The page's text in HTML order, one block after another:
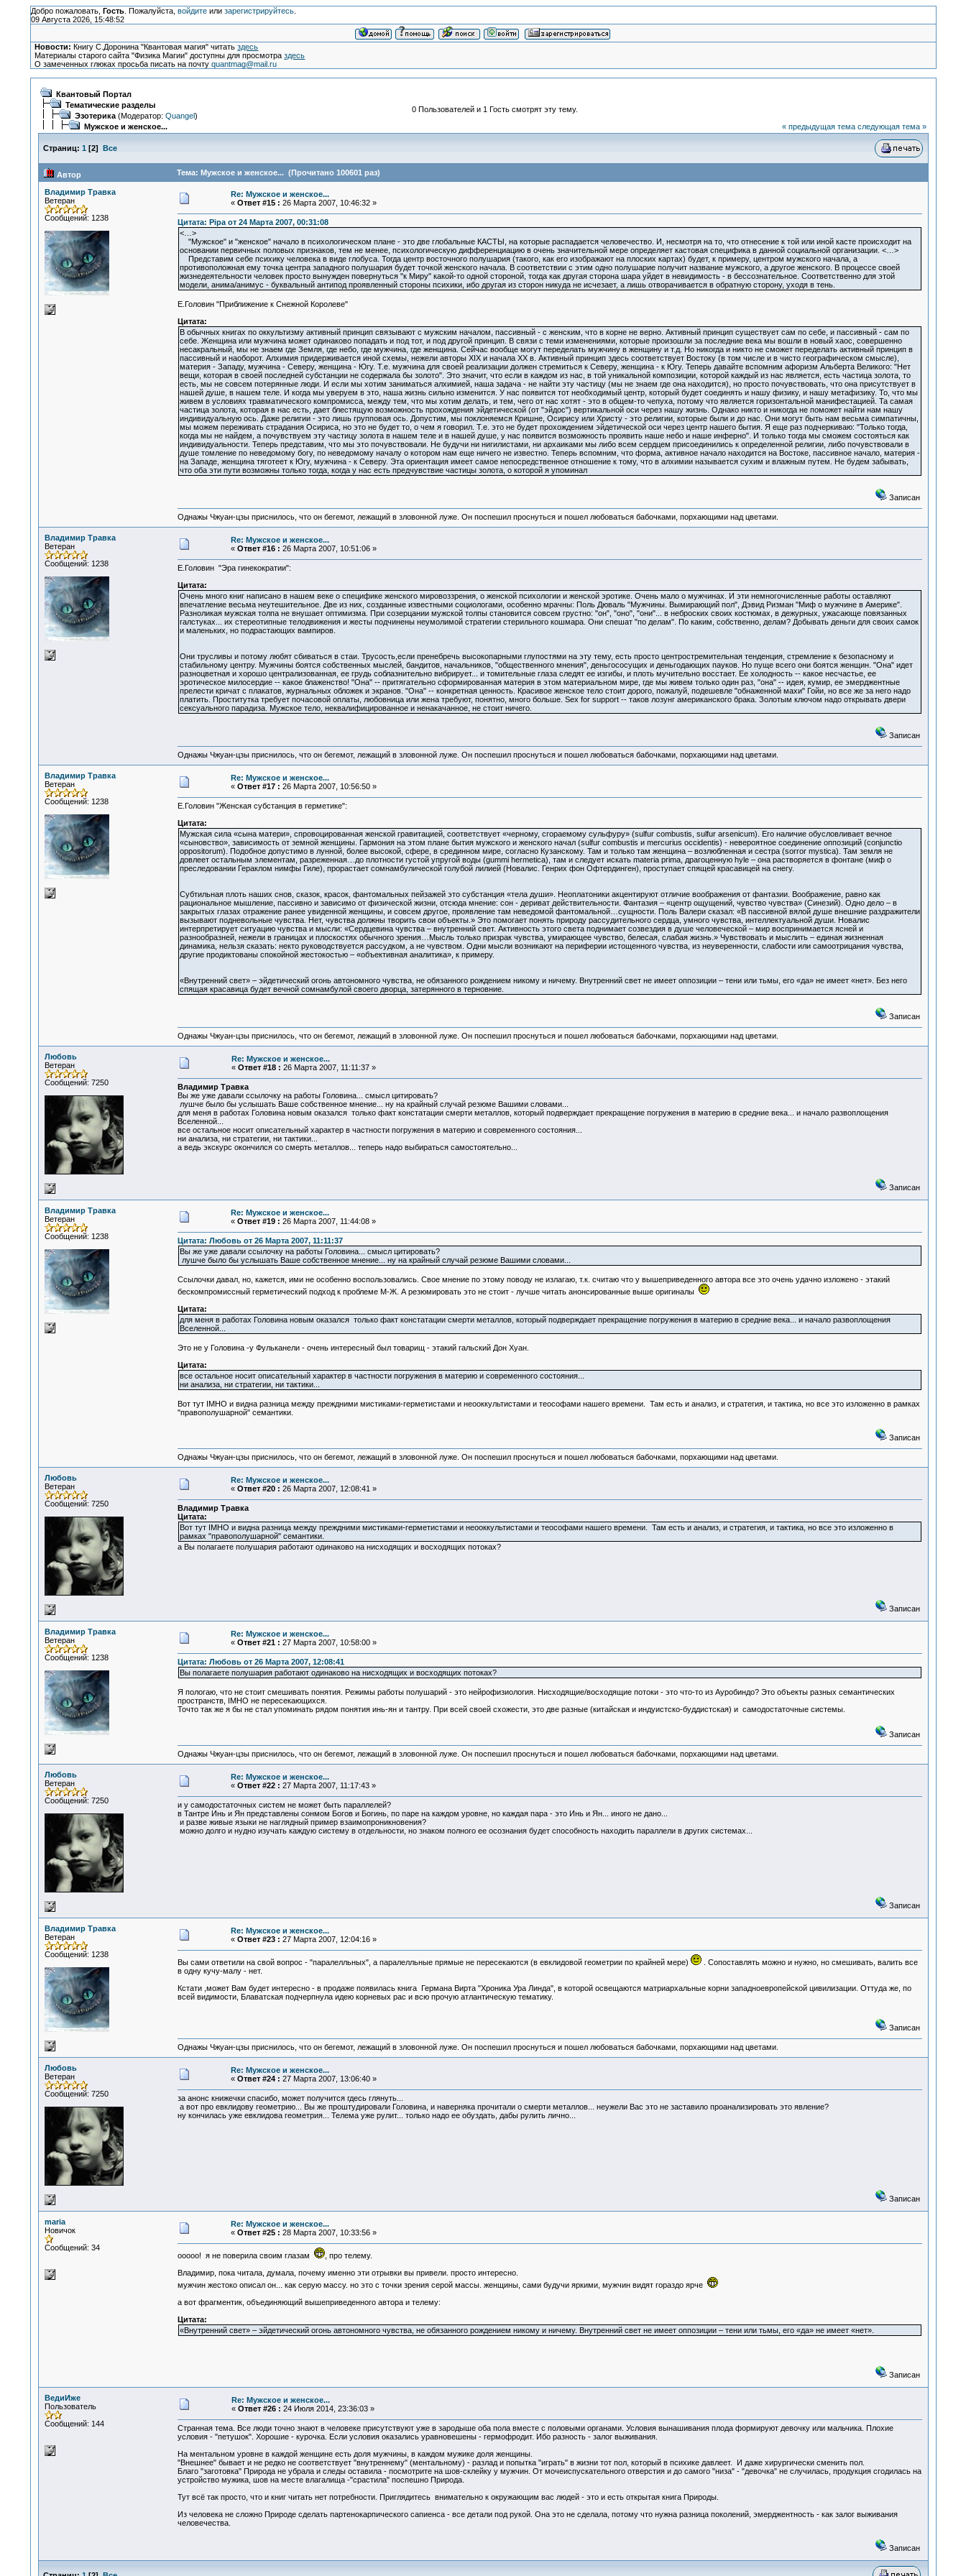
Добро пожаловать, Гость. Пожалуйста, войдитеили зарегистрируйтесь.
09 Августа 2026, 15:48:52
Новости: Книгу С.Доронина "Квантовая магия" читатьздесь
Материалы старого сайта "Физика Магии" доступны для просмотраздесь
О замеченных глюках просьба писать на почтуquantmag@mail.ru
Квантовый Портал
Тематические разделы
Эзотерика(Модератор: Quangel)
Мужское и женское...
0 Пользователей и 1 Гость смотрят эту тему.
« предыдущая тема следующая тема »
Страниц: 1 [2] Все
Автор Тема: Мужское и женское... (Прочитано 100601 раз)
Владимир Травка
Ветеран
Сообщений: 1238
Re: Мужское и женское...
« Ответ #15 : 26 Марта 2007, 10:46:32 »
Цитата: Pipa от 24 Марта 2007, 00:31:08
<…>
"Мужское" и "женское" начало в психологическом плане - это две глобальные КАСТЫ, на которые распадается человечество. И, несмотря на то, что отнесение к той или иной касте происходит на
основании первичных половых признаков, тем не менее, психологическую дифференциацию в очень значительной мере определяет кастовая специфика в данной социальной организации. <…>
Представим себе психику человека в виде глобуса. Тогда центр восточного полушария (такого, как его изображают на плоских картах) будет, к примеру, центром мужского начала, а
противоположная ему точка центра западного полушария будет точкой женского начала. В соответствии с этим одно полушарие получит название мужского, а другое женского. В процессе своей
жизнедеятельности человек просто вынужден повернуться "к Миру" какой-то одной стороной, тогда как другая сторона шара уйдет в невидимость - в бессознательное. Соответственно для этой
модели, анима/анимус - буквальный антипод проявленный стороны психики, ибо другая из сторон никуда не исчезает, а лишь отворачивается в обратную сторону, уходя в тень.
Е.Головин "Приближение к Снежной Королеве"
Цитата:
В обычных книгах по оккультизму активный принцип связывают с мужским началом, пассивный - с женским, что в корне не верно. Активный принцип существует сам по себе, и пассивный - сам по
себе. Женщина или мужчина может одинаково попадать и под тот, и под другой принцип. В связи с теми изменениями, которые произошли за последние века мы вошли в новый хаос, совершенно
несакральный, мы не знаем где Земля, где небо, где мужчина, где женщина. Сейчас вообще могут переделать мужчину в женщину и т.д. Но никогда и никто не сможет переделать активный принцип в
пассивный и наоборот. Алхимия придерживается иной схемы, нежели авторы XIX и начала ХХ в. Активный принцип здесь соответствует Востоку (в том числе и в чисто географическом смысле),
материя - Западу, мужчина - Северу, женщина - Югу. Т.е. мужчина для своей реализации должен стремиться к Северу, женщина - к Югу. Теперь давайте вспомним афоризм Альберта Великого: "Нет
вещи, которая в своей последней субстанции не содержала бы золото". Это значит, что если в каждом из нас, в той уникальной композиции, которой каждый из нас является, есть частица золота, то
есть, мы не совсем потерянные люди. И если мы хотим заниматься алхимией, наша задача - не найти эту частицу (мы не знаем где она находится), но просто почувствовать, что она присутствует в
нашей душе, в нашем теле. И когда мы уверуем в это, наша жизнь сильно изменится. У нас появится тот необходимый центр, который будет соединять и нашу физику, и нашу метафизику. То, что мы
живем в условиях травматического компромисса, между тем, что мы хотим делать, и тем, чего от нас хотят - это в общем-то чепуха, потому что является горизонтальной манифестацией. Та самая
частица золота, которая в нас есть, дает блестящую возможность прохождения эйдетической (от "эйдос") вертикальной оси через нашу жизнь. Однако никто и никогда не поможет найти нам нашу
индивидуальную ось. Даже религии - это лишь групповая ось. Допустим, мы поклоняемся Кришне, Осирису или Христу - это религии, которые были и до нас. Они могут быть нам весьма симпатичны,
мы можем переживать страдания Осириса, но это не будет то, о чем я говорил. Т.е. это не будет прохождением эйдетической оси через центр нашего бытия. Я еще раз подчеркиваю: "Только тогда,
когда мы не найдем, а почувствуем эту частицу золота в нашем теле и в нашей душе, у нас появится возможность проявить наше небо и наше инферно". И только тогда мы сможем состояться как
индивидуальности. Теперь представим, что мы это почувствовали. Не будучи ни нигилистами, ни архаиками мы либо всем сердцем присоединились к определенной религии, либо почувствовали в
душе томление по неведомому богу, по неведомому началу о котором нам еще ничего не известно. Теперь вспомним, что форма, активное начало находится на Востоке, пассивное начало, материя -
на Западе, женщина тяготеет к Югу, мужчина - к Северу. Эта ориентация имеет самое непосредственное отношение к тому, что в алхимии называется сухим и влажным путем. Не будем забывать,
что оба эти пути возможны только тогда, когда у нас есть предчувствие частицы золота, о которой я упоминал
Записан
Однажы Чжуан-цзы приснилось, что он бегемот, лежащий в зловонной луже. Он поспешил проснуться и пошел любоваться бабочками, порхающими над цветами.
Владимир Травка
Ветеран
Сообщений: 1238
Re: Мужское и женское...
« Ответ #16 : 26 Марта 2007, 10:51:06 »
Е.Головин "Эра гинекократии":
Цитата:
Очень много книг написано в нашем веке о специфике женского мировоззрения, о женской психологии и женской эротике. Очень мало о мужчинах. И эти немногочисленные работы оставляют
впечатление весьма неутешительное. Две из них, созданные известными социологами, особенно мрачны: Поль Дюваль "Мужчины. Вымирающий пол", Дэвид Ризман "Миф о мужчине в Америке".
Разноликая мужская толпа не внушает оптимизма. При созерцании мужской толпы становится совсем грустно: "он", "оно", "они"... в неброских своих костюмах, в дежурных, ужасающе повязанных
галстуках... их стереотипные телодвижения и жесты подчинены неумолимой стратегии стерильного кошмара. Они спешат "по делам". По каким, собственно, делам? Добывать деньги для своих самок
и маленьких, но подрастающих вампиров.
Они трусливы и потому любят сбиваться в стаи. Трусость,если пренебречь высокопарными глупостями на эту тему, есть просто центростремительная тенденция, стремление к безопасному и
стабильному центру. Мужчины боятся собственных мыслей, бандитов, начальников, "общественного мнения", деньгососущих и деньгодающих пауков. Но пуще всего они боятся женщин. "Она" идет
разноцветная и хорошо централизованная, ее грудь соблазнительно вибрирует... и томительные глаза следят ее изгибы, и плоть мучительно восстает. Ее холодность -- какое несчастье, ее
эротическое милосердие -- какое блаженство! "Она" -- притягательно сформированная материя в этом материальном мире, где мы живем только один раз, "она" -- идея, кумир, ее эмерджентные
прелести кричат с плакатов, журнальных обложек и экранов. "Она" -- конкретная ценность. Красивое женское тело стоит дорого, пожалуй, подешевле "обнаженной махи" Гойи, но все же за него надо
платить. Проститутка требует почасовой оплаты, любовница или жена требуют, понятно, много больше. Sex for support -- таков лозунг американского брака. Золотым ключом надо открывать двери
сексуального парадиза. Мужское тело, неквалифицированное и ненакачанное, не стоит ничего.
Записан
Однажы Чжуан-цзы приснилось, что он бегемот, лежащий в зловонной луже. Он поспешил проснуться и пошел любоваться бабочками, порхающими над цветами.
Владимир Травка
Ветеран
Сообщений: 1238
Re: Мужское и женское...
« Ответ #17 : 26 Марта 2007, 10:56:50 »
Е.Головин "Женская субстанция в герметике":
Цитата:
Мужская сила «сына матери», спровоцированная женской гравитацией, соответствует «черному, сгораемому сульфуру» (sulfur combustis, sulfur arsenicum). Его наличие обусловливает вечное
«сыновство», зависимость от земной женщины. Гармония на этом плане бытия мужского и женского начал (sulfur combustis и mercurius occidentis) - невероятное соединение оппозиций (conjunctio
oppositorum). Подобное допустимо в лунной, более высокой, сфере, в срединном мире, согласно Кузанскому. Там и только там женщина – возлюбленная и сестра (sorror mystica). Там земля не
довлеет остальным элементам, разреженная…до плотности густой упругой воды (gummi hermetica), там и следует искать materia prima, драгоценную hyle – она растворяется в фонтане (миф о
преследовании Гераклом нимфы Гиле), прорастает сомнамбулической голубой лилией (Новалис. Генрих фон Офтердинген), проступает спящей красавицей на снегу.
Субтильная плоть наших снов, сказок, красок, фантомальных пейзажей это субстанция «тела души». Неоплатоники акцентируют отличие воображения от фантазии. Воображение, равно как
рациональное мышление, пассивно и зависимо от физической жизни, отсюда мнение: сон - дериват действительности. Фантазия – «центр ощущений, чувство чувства» (Синезий). Одно дело – в
закрытых глазах отражение ранее увиденной женщины, и совсем другое, проявление там неведомой фантомальной…сущности. Поль Валери сказал: «В пассивной вялой душе внешние раздражители
вызывают подневольные чувства. Нет, чувства должны творить свои объекты.» Это помогает понять природу рассудительного сердца, умного чувства, интеллектуальной души. Новалис
интерпретирует ситуацию чувства и мысли: «Сердцевина чувства – внутренний свет. Активность этого света поднимает созвездия в душе человеческой – мир воспринимается ясней и
разнообразней, нежели в границах и плоскостях обычного зрения…Мысль только призрак чувства, умирающее чувство, белесая, слабая жизнь.» Чувствовать и мыслить – единая жизненная
динамика, нельзя сказать: некто руководствуется рассудком, а не чувством. Одни мысли возникают на периферии истощенного чувства, из неуверенности, слабости или самоотрицания чувства,
другие продиктованы спокойной жестокостью – «объективная аналитика», к примеру.
«Внутренний свет» – эйдетический огонь автономного чувства, не обязанного рождением никому и ничему. Внутренний свет не имеет оппозиции – тени или тьмы, его «да» не имеет «нет». Без него
спящая красавица будет вечной сомнамбулой своего дворца, затерянного в терновние.
Записан
Однажы Чжуан-цзы приснилось, что он бегемот, лежащий в зловонной луже. Он поспешил проснуться и пошел любоваться бабочками, порхающими над цветами.
Любовь
Ветеран
Сообщений: 7250
Re: Мужское и женское...
« Ответ #18 : 26 Марта 2007, 11:11:37 »
Владимир Травка
Вы же уже давали ссылочку на работы Головина... смысл цитировать?
лушче было бы услышать Ваше собственное мнение... ну на крайный случай резюме Вашими словами...
для меня в работах Головина новым оказался только факт констатации смерти металлов, который подверждает прекращение погружения в материю в средние века... и начало развоплощения
Вселенной...
все остальное носит описательный характер в частности погружения в материю и современного состояния...
ни анализа, ни стратегии, ни тактики...
а ведь экскурс окончился со смерть металлов... теперь надо выбираться самостоятельно...
Записан
Владимир Травка
Ветеран
Сообщений: 1238
Re: Мужское и женское...
« Ответ #19 : 26 Марта 2007, 11:44:08 »
Цитата: Любовь от 26 Марта 2007, 11:11:37
Вы же уже давали ссылочку на работы Головина... смысл цитировать?
лушче было бы услышать Ваше собственное мнение... ну на крайный случай резюме Вашими словами...
Ссылочки давал, но, кажется, ими не особенно воспользовались. Свое мнение по этому поводу не излагаю, т.к. считаю что у вышеприведенного автора все это очень удачно изложено - этакий
бескомпромиссный герметический подход к проблеме М-Ж. А резюмировать это не стоит - лучше читать анонсированные выше оригиналы
Цитата:
для меня в работах Головина новым оказался только факт констатации смерти металлов, который подверждает прекращение погружения в материю в средние века... и начало развоплощения
Вселенной...
Это не у Головина -у Фульканели - очень интересный был товарищ - этакий гальский Дон Хуан.
Цитата:
все остальное носит описательный характер в частности погружения в материю и современного состояния...
ни анализа, ни стратегии, ни тактики...
Вот тут IMHO и видна разница между преждними мистиками-герметистами и неооккультистами и теософами нашего времени. Там есть и анализ, и стратегия, и тактика, но все это изложенно в рамках
"правополушарной" семантики.
Записан
Однажы Чжуан-цзы приснилось, что он бегемот, лежащий в зловонной луже. Он поспешил проснуться и пошел любоваться бабочками, порхающими над цветами.
Любовь
Ветеран
Сообщений: 7250
Re: Мужское и женское...
« Ответ #20 : 26 Марта 2007, 12:08:41 »
Владимир Травка
Цитата:
Вот тут IMHO и видна разница между преждними мистиками-герметистами и неооккультистами и теософами нашего времени. Там есть и анализ, и стратегия, и тактика, но все это изложенно в
рамках "правополушарной" семантики.
а Вы полагаете полушария работают одинаково на нисходящих и восходящих потоках?
Записан
Владимир Травка
Ветеран
Сообщений: 1238
Re: Мужское и женское...
« Ответ #21 : 27 Марта 2007, 10:58:00 »
Цитата: Любовь от 26 Марта 2007, 12:08:41
Вы полагаете полушария работают одинаково на нисходящих и восходящих потоках?
Я пологаю, что не стоит смешивать понятия. Режимы работы полушарий - это нейрофизиология. Нисходящие/восходящие потоки - это что-то из Ауробиндо? Это объекты разных семантических
пространств, IMHO не пересекающихся.
Точто так же я бы не стал упоминать рядом понятия инь-ян и тантру. При всей своей схожести, это две разные (китайская и индуистско-буддистская) и самодостаточные системы.
Записан
Однажы Чжуан-цзы приснилось, что он бегемот, лежащий в зловонной луже. Он поспешил проснуться и пошел любоваться бабочками, порхающими над цветами.
Любовь
Ветеран
Сообщений: 7250
Re: Мужское и женское...
« Ответ #22 : 27 Марта 2007, 11:17:43 »
и у самодостаточных систем не может быть параллелей?
в Тантре Инь и Ян представлены сонмом Богов и Богинь, по паре на каждом уровне, но каждая пара - это Инь и Ян... иного не дано...
и разве живые языки не наглядный пример взаимопроникновения?
можно долго и нудно изучать каждую систему в отдельности, но знаком полного ее осознания будет способность находить параллели в других системах...
Записан
Владимир Травка
Ветеран
Сообщений: 1238
Re: Мужское и женское...
« Ответ #23 : 27 Марта 2007, 12:04:16 »
Вы сами ответили на свой вопрос - "паралелльных", а паралелльные прямые не пересекаются (в евклидовой геометрии по крайней мере)
. Сопоставлять можно и нужно, но смешивать, валить все
в одну кучу-малу - нет.
Кстати ,может Вам будет интересно - в продаже появилась книга Германа Вирта "Хроника Ура Линда", в которой освещаются матриархальные корни западноевропейской цивилизации. Оттуда же, по
всей видимости, Блаватская подчерпнула идею корневых рас и всю прочую атлантическую тематику.
Записан
Однажы Чжуан-цзы приснилось, что он бегемот, лежащий в зловонной луже. Он поспешил проснуться и пошел любоваться бабочками, порхающими над цветами.
Любовь
Ветеран
Сообщений: 7250
Re: Мужское и женское...
« Ответ #24 : 27 Марта 2007, 13:06:40 »
за анонс книжечки спасибо, может получится гдесь глянуть...
а вот про евклидову геометрию... Вы же проштудировали Головина, и наверняка прочитали о смерти металлов... неужели Вас это не заставило проанализировать это явление?
ну кончилась уже евклидова геометрия... Телема уже рулит... только надо ее обуздать, дабы рулить лично...
Записан
maria
Новичок
Сообщений: 34
Re: Мужское и женское...
« Ответ #25 : 28 Марта 2007, 10:33:56 »
ооооо! я не поверила своим глазам
, про телему.
Владимир, пока читала, думала, почему именно эти отрывки вы привели. просто интересно.
мужчин жестоко описал он... как серую массу. но это с точки зрения серой массы. женщины, сами будучи яркими, мужчин видят гораздо ярче
а вот фрагментик, объединяющий вышеприведенного автора и телему:
Цитата:
«Внутренний свет» – эйдетический огонь автономного чувства, не обязанного рождением никому и ничему. Внутренний свет не имеет оппозиции – тени или тьмы, его «да» не имеет «нет».
Записан
ВедиИже
Пользователь
Сообщений: 144
Re: Мужское и женское...
« Ответ #26 : 24 Июля 2014, 23:36:03 »
Странная тема. Все люди точно знают в человеке присутствуют уже в зародыше оба пола вместе с половыми органами. Условия вынашивания плода формируют девочку или мальчика. Плохие
условия - "петушок". Хорошие - курочка. Если условия оказались уравновешены - гермофродит. Ибо разность - залог выживания.
На ментальном уровне в каждой женщине есть доля мужчины, в каждом мужике доля женщины.
"Внешнее" бывает и не редко не соответствует "внутреннему" (ментальному) - разлад и попытка "играть" в жизни тот пол, который в психике давлеет. И даже хирургически сменить пол.
Благо "заготовка" Природа не убрала и следы оставила - посмотрите на шов-склейку у мужчин. От мочеиспускательного отверстия и до самого "низа" - "девочка" не случилась, продукция сгодилась на
устройство мужика, шов на месте влагалища -"срастила" поспешно Природа.
Тут всё так просто, что и книг читать нет потребности. Приглядитесь внимательно к окружающим вас людей - это и есть открытая книга Природы.
Из человека не сложно Природе сделать партенокарпического сапиенса - все детали под рукой. Она это не сделала, потому что нужна разница поколений, эмерджентность - как залог выживания
человечества.
Записан